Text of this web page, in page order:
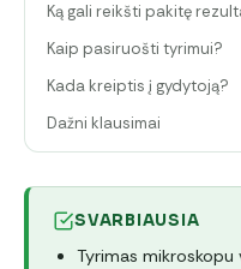
Ką gali reikšti pakitę
Kaip pasiruošti tyrimui?
Kada kreiptis į gydytoją?
Dažni klausimai
SVARBIAUSIA
Tyrimas